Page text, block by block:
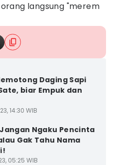
langsung "merem
Daging Sapi
biar Empuk dan
14:30 WIB
Jangan Ngaku Pencinta
Gak Tahu Nama
05:25 WIB